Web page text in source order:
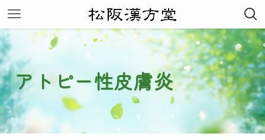
アトピー性皮膚炎